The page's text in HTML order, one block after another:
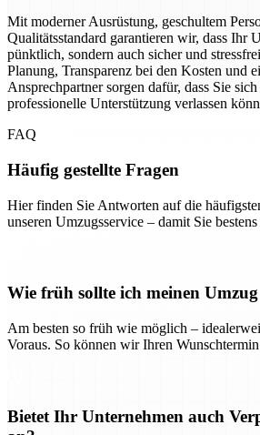
Mit moderner Ausrüstung, geschultem
Qualitätsstandard garantieren wir, dass Ihr
pünktlich, sondern auch sicher und
Planung, Transparenz bei den Kosten und
Ansprechpartner sorgen dafür, dass Sie
professionelle Unterstützung verlassen
FAQ
Häufig gestellte Fragen
Hier finden Sie Antworten auf die
unseren Umzugsservice – damit Sie
Wie früh sollte ich meinen
Am besten so früh wie möglich –
Voraus. So können wir Ihren
Bietet Ihr Unternehmen auch